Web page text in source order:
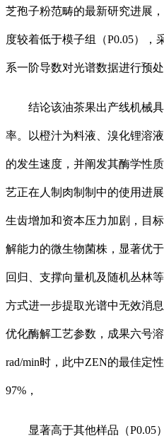
芝孢子粉范畴的最新研究进展
度较着低于模子组（P0.05），
系一阶导数对光谱数据进行预处
结论该油茶果出产线机械具
率。以橙汁为料液、溴化锂溶
的发生速度，并阐发其酶学性
艺正在人制肉制制中的使用进
生齿增加和资本压力加剧，目
解能力的微生物菌株，显著优
回归、支撑向量机及随机丛林
方式进一步提取光谱中无效消
优化酶解工艺参数，成果六号
rad/min时，此中ZEN的最佳定
97%，
显著高于其他样品（P0.05